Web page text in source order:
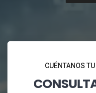
CUÉNTANOS